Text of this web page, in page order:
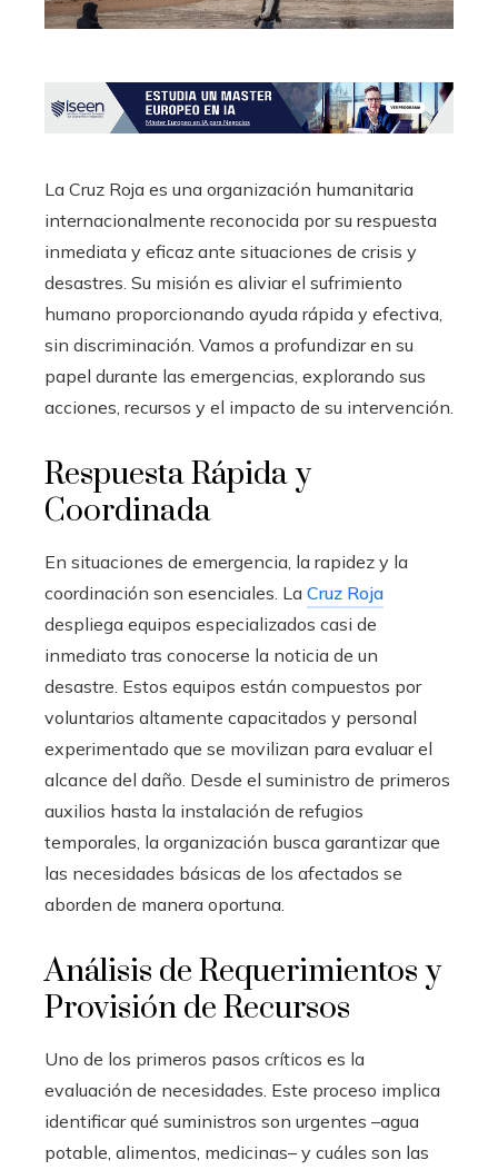
La Cruz Roja es una organización humanitaria
internacionalmente reconocida por su respuesta
inmediata y eficaz ante situaciones de crisis y
desastres. Su misión es aliviar el sufrimiento
humano proporcionando ayuda rápida y efectiva,
sin discriminación. Vamos a profundizar en su
papel durante las emergencias, explorando sus
acciones, recursos y el impacto de su intervención.
Respuesta Rápida y
Coordinada
En situaciones de emergencia, la rapidez y la
coordinación son esenciales. La Cruz Roja
despliega equipos especializados casi de
inmediato tras conocerse la noticia de un
desastre. Estos equipos están compuestos por
voluntarios altamente capacitados y personal
experimentado que se movilizan para evaluar el
alcance del daño. Desde el suministro de primeros
auxilios hasta la instalación de refugios
temporales, la organización busca garantizar que
las necesidades básicas de los afectados se
aborden de manera oportuna.
Análisis de Requerimientos y
Provisión de Recursos
Uno de los primeros pasos críticos es la
evaluación de necesidades. Este proceso implica
identificar qué suministros son urgentes –agua
potable, alimentos, medicinas– y cuáles son las